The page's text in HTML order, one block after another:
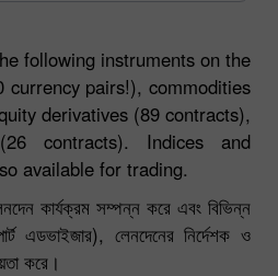
following instruments on the
currency pairs!), commodities
derivatives (89 contracts),
contracts). Indices and
available for trading.
কার্যক্রম সম্পন্ন করে এবং বিভিন্ন
এডভাইজার), লেনদেনের নির্দেশক ও
করে।